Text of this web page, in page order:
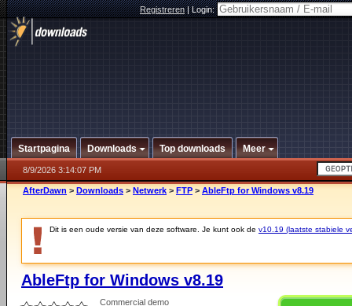
Registreren|Login:
Startpagina Downloads Top downloads Meer
8/9/2026 3:14:07 PM
AfterDawn > Downloads > Netwerk > FTP > AbleFtp for Windows v8.19
Dit is een oude versie van deze software. Je kunt ook de v10.19 (laatste stabiele
AbleFtp for Windows v8.19
Commercial demo